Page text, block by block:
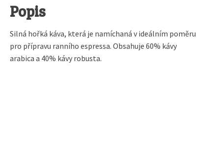
Popis
Silná hořká káva, která je namíchaná v ideálním poměru
pro přípravu ranního espressa. Obsahuje 60% kávy
arabica a 40% kávy robusta.